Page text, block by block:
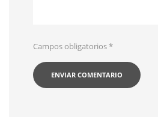
Campos obligatorios*